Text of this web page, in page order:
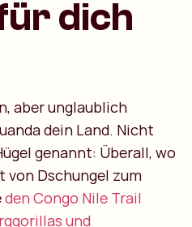
dich
aber unglaublich
dein Land. Nicht
genannt: Überall, wo
von Dschungel zum
den Congo Nile Trail
und